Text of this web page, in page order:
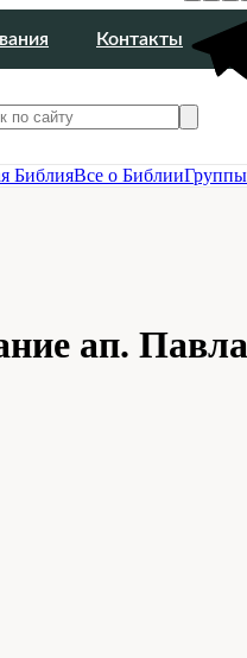
Контакты
БиблияВсе о БиблииГруппы
ап.